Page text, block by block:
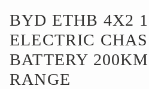
BYD ETHB 4X2
ELECTRIC
BATTERY
RANGE